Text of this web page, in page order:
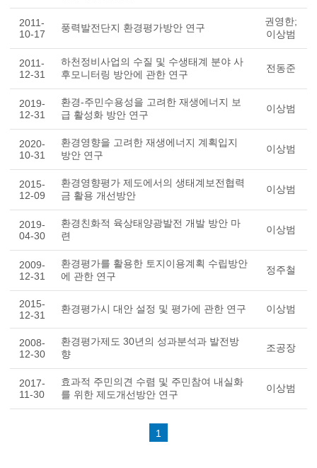
2011-
10-17
풍력발전단지 환경평가방안 연구
권영한;
이상범
2011-
12-31
하천정비사업의 수질 및 수생태계 분야 사
후모니터링 방안에 관한 연구
전동준
2019-
12-31
환경-주민수용성을 고려한 재생에너지 보
급 활성화 방안 연구
이상범
2020-
10-31
환경영향을 고려한 재생에너지 계획입지
방안 연구
이상범
2015-
12-09
환경영향평가 제도에서의 생태계보전협력
금 활용 개선방안
이상범
2019-
04-30
환경친화적 육상태양광발전 개발 방안 마
련
이상범
2009-
12-31
환경평가를 활용한 토지이용계획 수립방안
에 관한 연구
정주철
2015-
12-31
환경평가시 대안 설정 및 평가에 관한 연구 이상범
2008-
12-30
환경평가제도 30년의 성과분석과 발전방
향
조공장
2017-
11-30
효과적 주민의견 수렴 및 주민참여 내실화
를 위한 제도개선방안 연구
이상범
1